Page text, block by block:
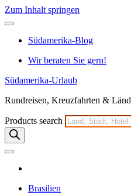
Zum Inhalt springen
Südamerika-Blog
Wir beraten Sie gern!
Südamerika-Urlaub
Rundreisen, Kreuzfahrten &
Products search
Brasilien